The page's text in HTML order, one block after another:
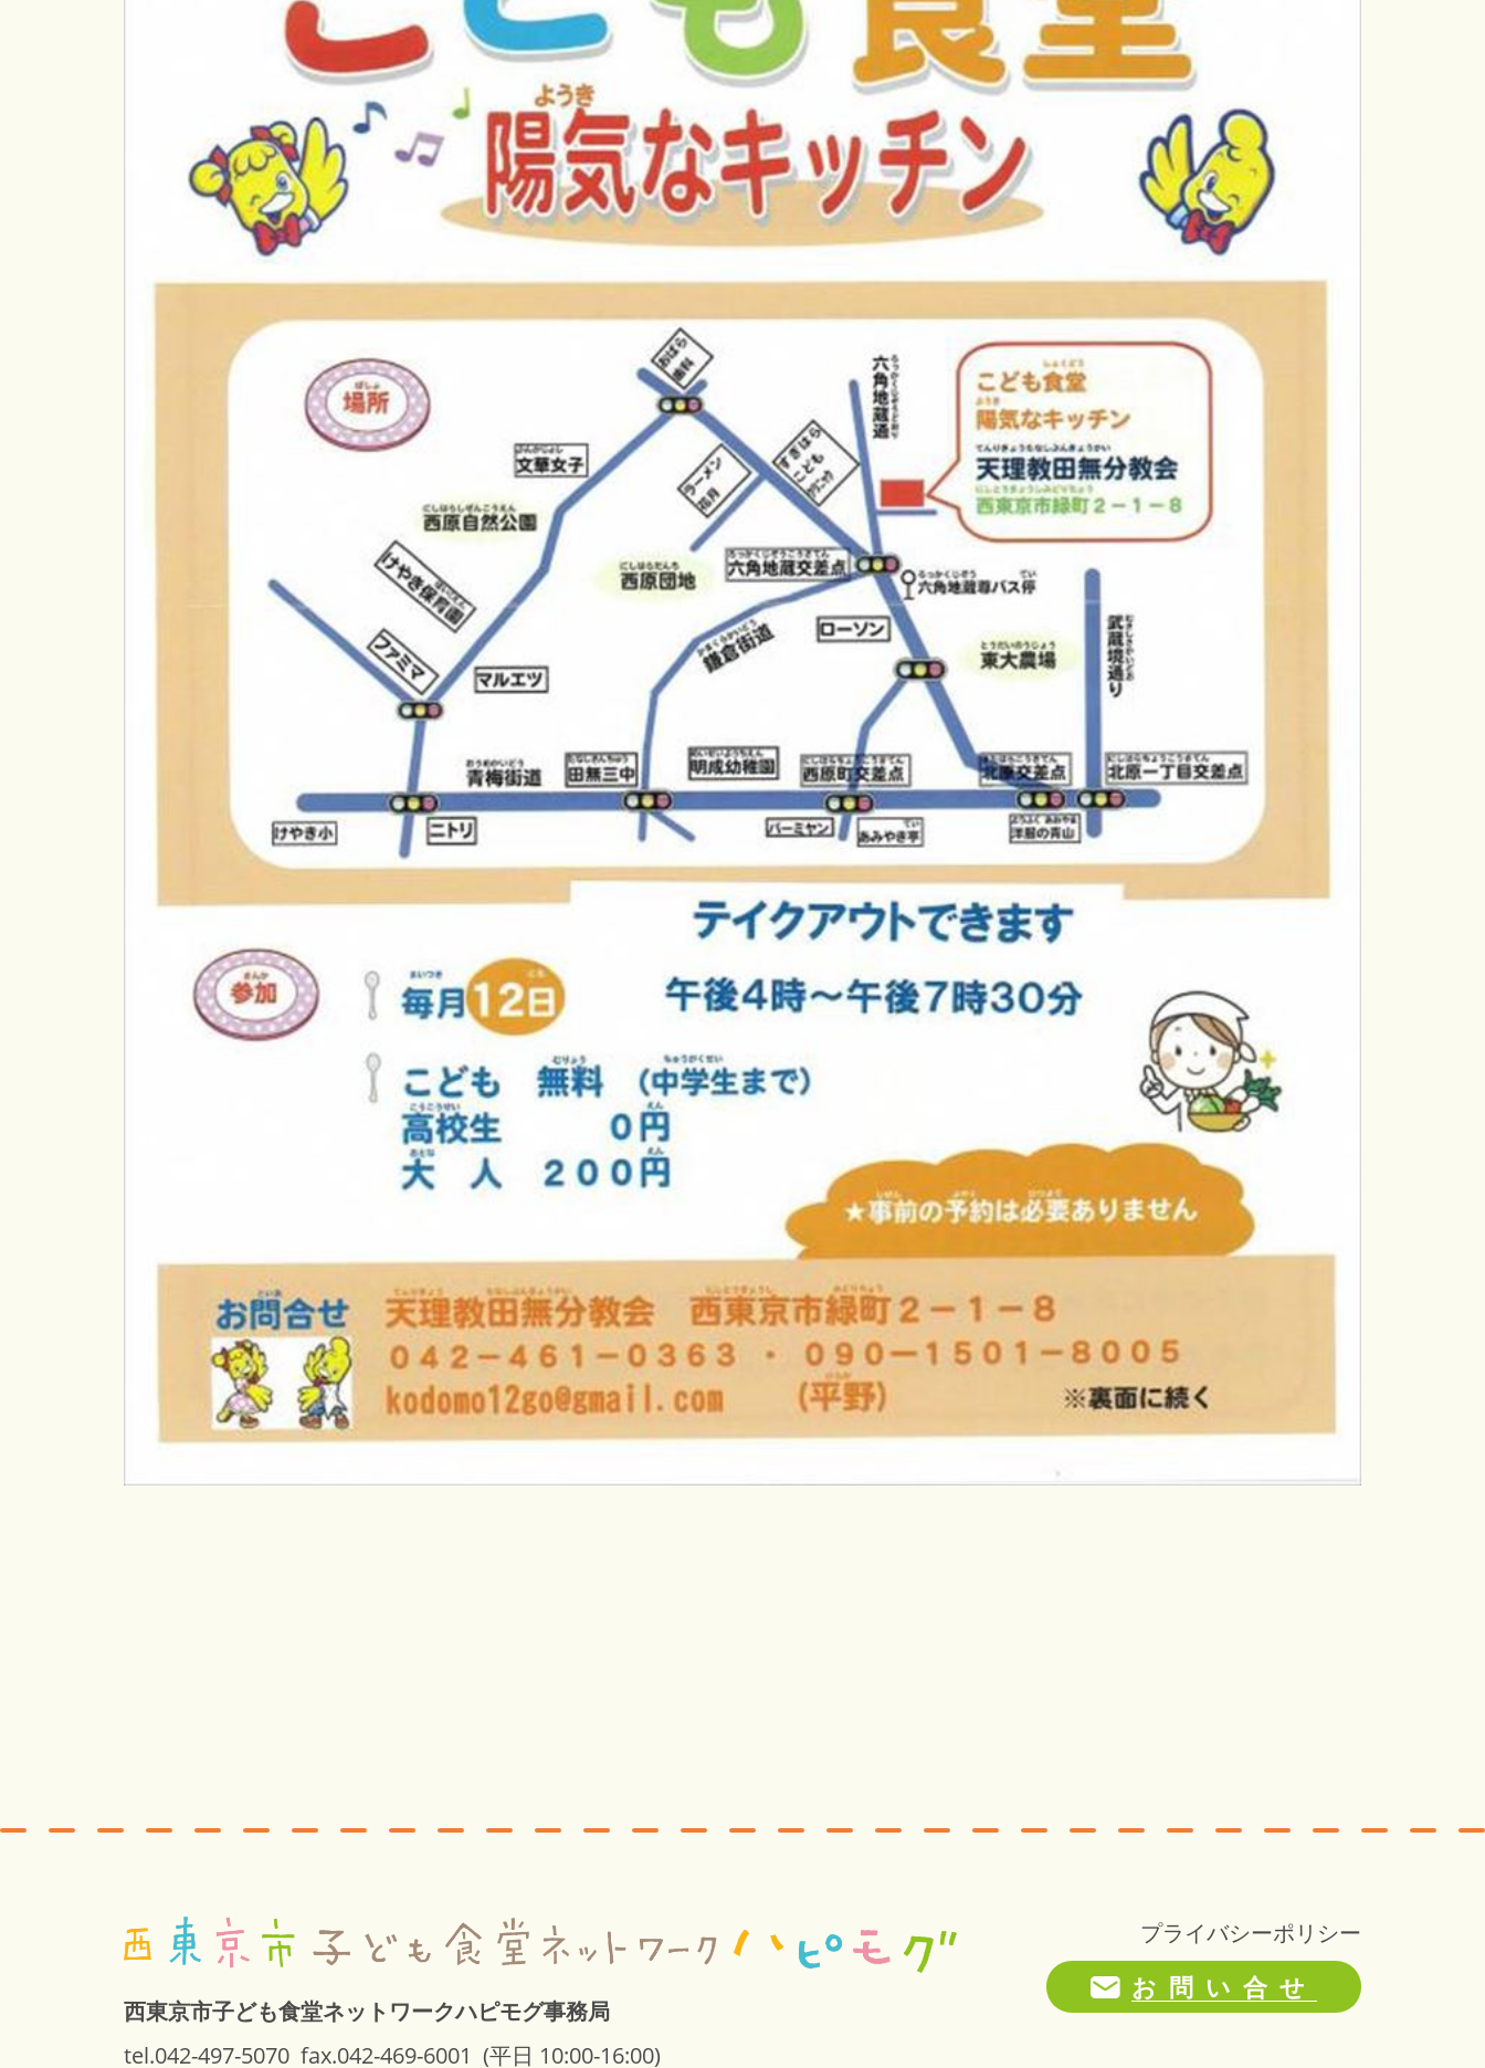
西東京市子ども食堂ネットワークハピモグ事務局
tel.042-497-5070 fax.042-469-6001 (平日 10:00-16:00)
プライバシーポリシー
お問い合せ